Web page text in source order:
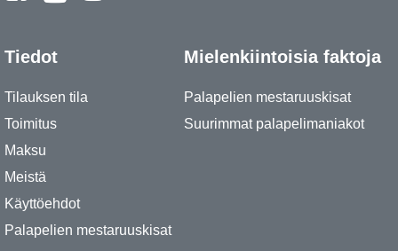
Tiedot
Tilauksen tila
Toimitus
Maksu
Meistä
Käyttöehdot
Palapelien mestaruuskisat
Mielenkiintoisia faktoja
Palapelien mestaruuskisat
Suurimmat palapelimaniakot